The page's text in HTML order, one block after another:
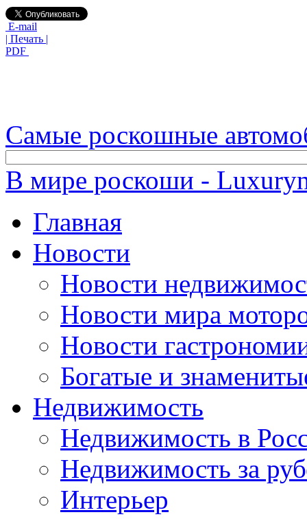
E-mail
| Печать |
PDF
Самые роскошные
В мире роскоши -
Главная
Новости
Новости
Новости мира
Новости
Богатые и
Недвижимость
Недвижимость в
Недвижимость за
Интерьер